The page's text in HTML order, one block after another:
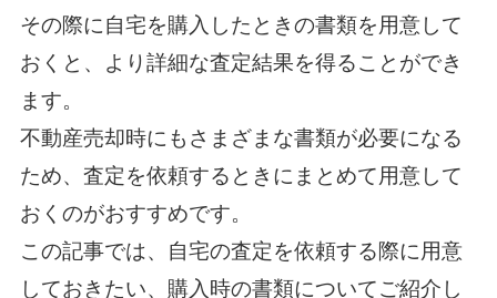
その際に自宅を購入したときの書類を用意して
おくと、より詳細な査定結果を得ることができ
ます。
不動産売却時にもさまざまな書類が必要になる
ため、査定を依頼するときにまとめて用意して
おくのがおすすめです。
この記事では、自宅の査定を依頼する際に用意
しておきたい、購入時の書類についてご紹介し